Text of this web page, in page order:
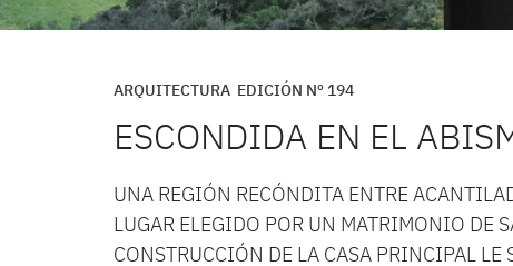
ARQUITECTURA EDICIÓN Nº 194
ESCONDIDA EN EL
UNA REGIÓN RECÓNDITA ENTRE
LUGAR ELEGIDO POR UN MATRIMONIO DE
CONSTRUCCIÓN DE LA CASA PRINCIPAL